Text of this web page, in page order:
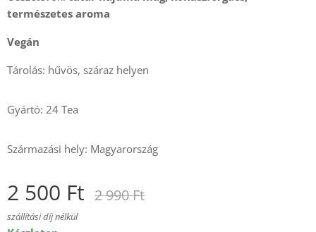
természetes aroma
Vegán
Tárolás: hűvös, száraz helyen
Gyártó: 24 Tea
Származási hely: Magyarország
2 500 Ft 2 990Ft
szállítási díj nélkül